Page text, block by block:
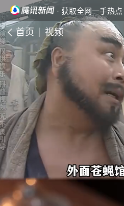
· 获取全网一手热点
首页 视频